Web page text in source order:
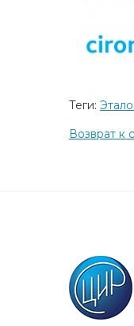
Теги:
Возврат к